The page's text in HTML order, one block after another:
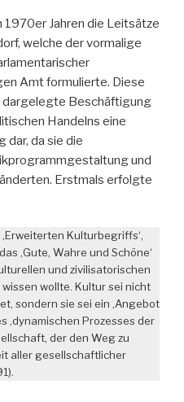
Jahren die Leitsätze
welche der vormalige
Amt formulierte. Diese
dargelegte Beschäftigung
Handelns eine
dar, da sie die
und
Erstmals erfolgte
Kulturbegriffs‘,
‚Gute, Wahre und Schöne‘
und zivilisatorischen
wollte. Kultur sei nicht
sondern sie sei ein ‚Angebot
‚dynamischen Prozesses der
der den Weg zu
aller gesellschaftlicher